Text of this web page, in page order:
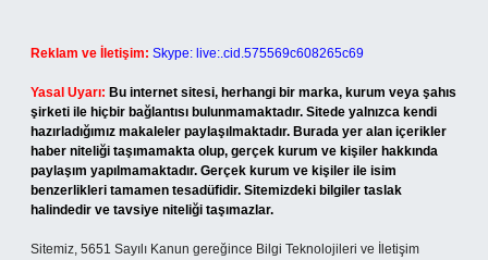
Reklam ve İletişim: Skype: live:.cid.575569c608265c69
Yasal Uyarı: Bu internet sitesi, herhangi bir marka, kurum veya şahıs
şirketi ile hiçbir bağlantısı bulunmamaktadır. Sitede yalnızca kendi
hazırladığımız makaleler paylaşılmaktadır. Burada yer alan içerikler
haber niteliği taşımamakta olup, gerçek kurum ve kişiler hakkında
paylaşım yapılmamaktadır. Gerçek kurum ve kişiler ile isim
benzerlikleri tamamen tesadüfidir. Sitemizdeki bilgiler taslak
halindedir ve tavsiye niteliği taşımazlar.
Sitemiz, 5651 Sayılı Kanun gereğince Bilgi Teknolojileri ve İletişim